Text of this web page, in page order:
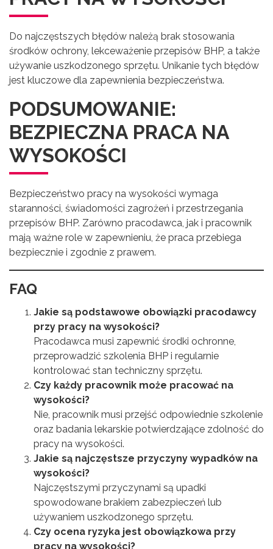
Do najczęstszych błędów należą brak stosowania
środków ochrony, lekceważenie przepisów BHP, a także
używanie uszkodzonego sprzętu. Unikanie tych błędów
jest kluczowe dla zapewnienia bezpieczeństwa.
PODSUMOWANIE:
BEZPIECZNA PRACA NA
WYSOKOŚCI
Bezpieczeństwo pracy na wysokości wymaga
staranności, świadomości zagrożeń i przestrzegania
przepisów BHP. Zarówno pracodawca, jak i pracownik
mają ważne role w zapewnieniu, że praca przebiega
bezpiecznie i zgodnie z prawem.
FAQ
Jakie są podstawowe obowiązki pracodawcy
przy pracy na wysokości?
Pracodawca musi zapewnić środki ochronne,
przeprowadzić szkolenia BHP i regularnie
kontrolować stan techniczny sprzętu.
Czy każdy pracownik może pracować na
wysokości?
Nie, pracownik musi przejść odpowiednie szkolenie
oraz badania lekarskie potwierdzające zdolność do
pracy na wysokości.
Jakie są najczęstsze przyczyny wypadków na
wysokości?
Najczęstszymi przyczynami są upadki
spowodowane brakiem zabezpieczeń lub
używaniem uszkodzonego sprzętu.
Czy ocena ryzyka jest obowiązkowa przy
pracy na wysokości?